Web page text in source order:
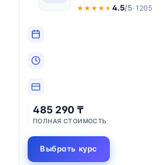
★★★★★
★★★★★4.5/5· 1205
485 290 ₸
ПОЛНАЯ СТОИМОСТЬ
Выбрать курс